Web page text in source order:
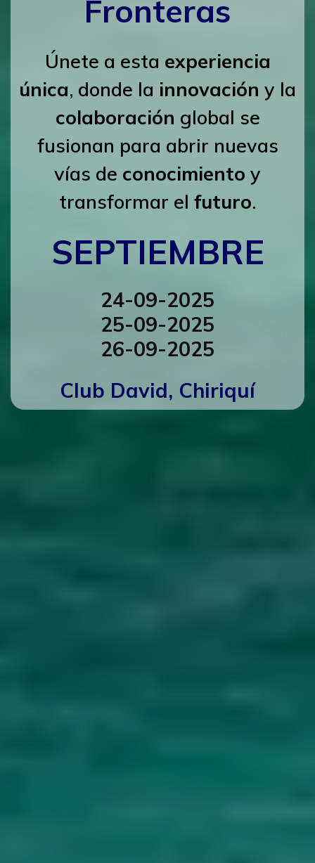
Fronteras
Únete a esta experiencia
única, donde la innovación y la
colaboración global se
fusionan para abrir nuevas
vías de conocimiento y
transformar el futuro.
SEPTIEMBRE
24-09-2025
25-09-2025
26-09-2025
Club David, Chiriquí